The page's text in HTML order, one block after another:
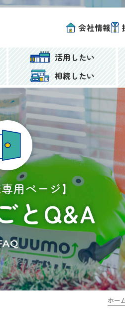
会社情報
活用したい
相続したい
専用ページ】
とQ&A
ホー